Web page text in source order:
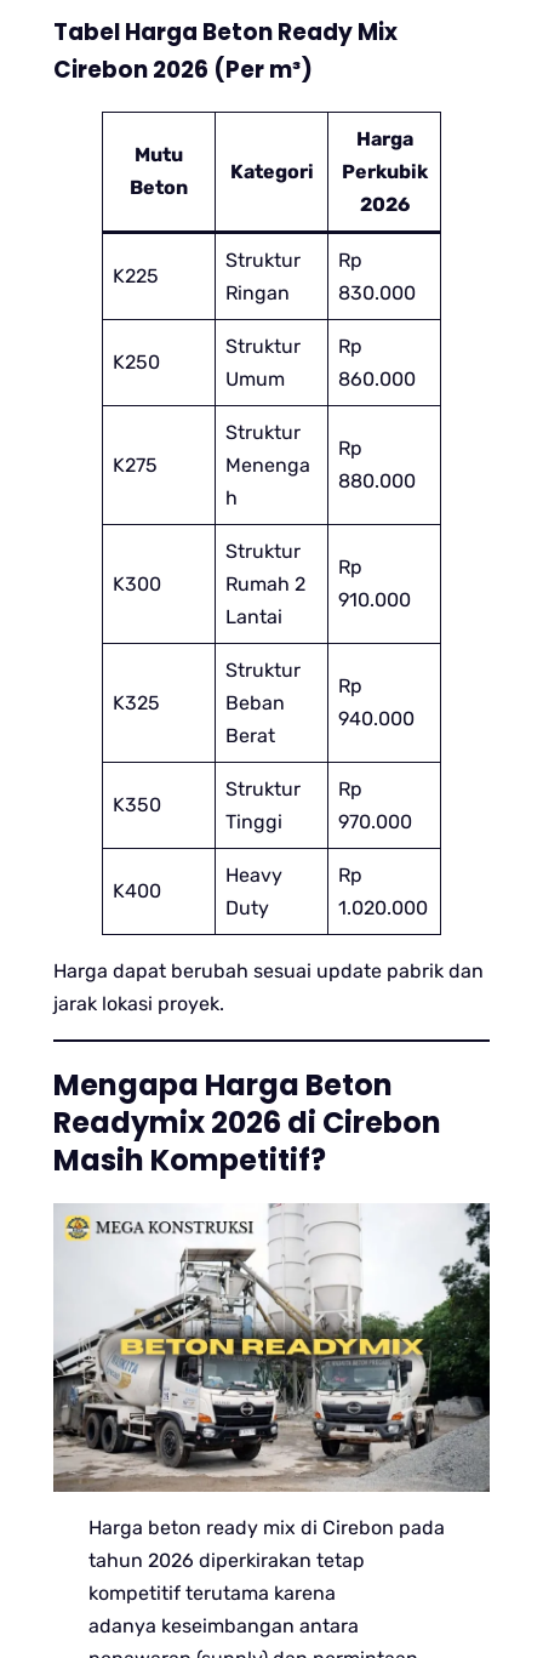
Tabel Harga Beton Ready Mix
Cirebon 2026 (Per m³)
Mutu
Beton
Kategori
Harga
Perkubik
2026
K225
Struktur
Ringan
Rp
830.000
K250
Struktur
Umum
Rp
860.000
K275
Struktur
Menenga
h
Rp
880.000
K300
Struktur
Rumah 2
Lantai
Rp
910.000
K325
Struktur
Beban
Berat
Rp
940.000
K350
Struktur
Tinggi
Rp
970.000
K400
Heavy
Duty
Rp
1.020.000
Harga dapat berubah sesuai update pabrik dan
jarak lokasi proyek.
Mengapa Harga Beton
Readymix 2026 di Cirebon
Masih Kompetitif?
Harga beton ready mix di Cirebon pada
tahun 2026 diperkirakan tetap
kompetitif terutama karena
adanya keseimbangan antara